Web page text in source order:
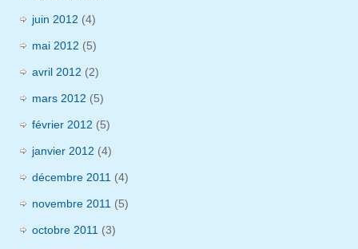
juin 2012 (4)
mai 2012 (5)
avril 2012 (2)
mars 2012 (5)
février 2012 (5)
janvier 2012 (4)
décembre 2011 (4)
novembre 2011 (5)
octobre 2011 (3)